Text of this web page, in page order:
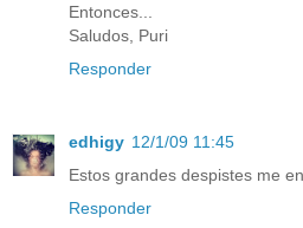
Entonces...
Saludos, Puri
Responder
edhigy 12/1/09 11:45
Estos grandes despistes me
Responder